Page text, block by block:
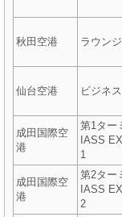
秋田空港 ラウン
仙台空港 ビジネ
成田国際空
港
第1ター
IASS
1
成田国際空
港
第2ター
IASS
2